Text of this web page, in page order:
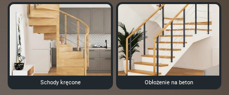
Schody kręcone Obłożenie na beton